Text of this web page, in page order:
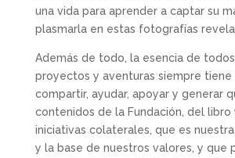
una vida para aprender a captar su
plasmarla en estas fotografías
Además de todo, la esencia de
proyectos y aventuras siempre tiene
compartir, ayudar, apoyar y generar
contenidos de la Fundación, del libro
iniciativas colaterales, que es
y la base de nuestros valores, y que